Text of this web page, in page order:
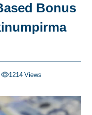
Bonus
1214 Views